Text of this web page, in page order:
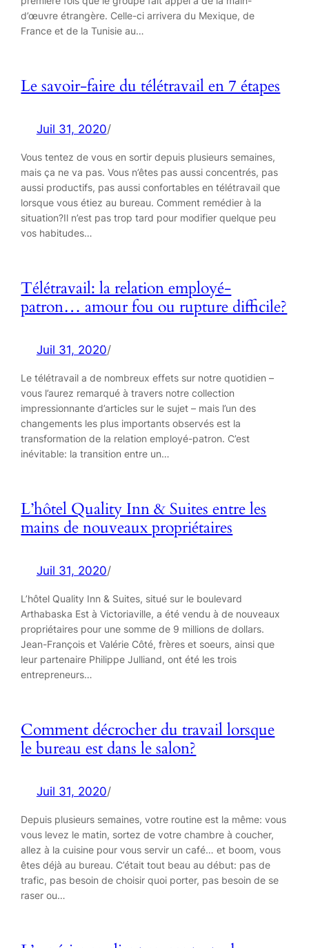
d’œuvre étrangère. Celle-ci arrivera du Mexique, de
France et de la Tunisie au…
Le savoir-faire du télétravail en 7 étapes
Juil 31, 2020/
Vous tentez de vous en sortir depuis plusieurs semaines,
mais ça ne va pas. Vous n’êtes pas aussi concentrés, pas
aussi productifs, pas aussi confortables en télétravail que
lorsque vous étiez au bureau. Comment remédier à la
situation?Il n’est pas trop tard pour modifier quelque peu
vos habitudes…
Télétravail: la relation employé-
patron… amour fou ou rupture difficile?
Juil 31, 2020/
Le télétravail a de nombreux effets sur notre quotidien –
vous l’aurez remarqué à travers notre collection
impressionnante d’articles sur le sujet – mais l’un des
changements les plus importants observés est la
transformation de la relation employé-patron. C’est
inévitable: la transition entre un…
L’hôtel Quality Inn & Suites entre les
mains de nouveaux propriétaires
Juil 31, 2020/
L’hôtel Quality Inn & Suites, situé sur le boulevard
Arthabaska Est à Victoriaville, a été vendu à de nouveaux
propriétaires pour une somme de 9 millions de dollars.
Jean-François et Valérie Côté, frères et soeurs, ainsi que
leur partenaire Philippe Julliand, ont été les trois
entrepreneurs…
Comment décrocher du travail lorsque
le bureau est dans le salon?
Juil 31, 2020/
Depuis plusieurs semaines, votre routine est la même: vous
vous levez le matin, sortez de votre chambre à coucher,
allez à la cuisine pour vous servir un café… et boom, vous
êtes déjà au bureau. C’était tout beau au début: pas de
trafic, pas besoin de choisir quoi porter, pas besoin de se
raser ou…